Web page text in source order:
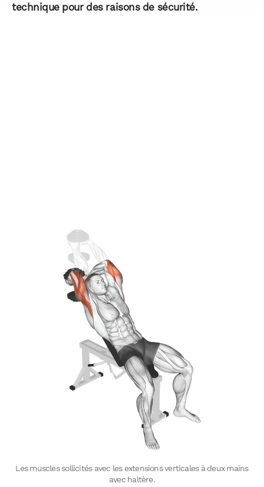
technique pour des raisons de sécurité.
Les muscles sollicités avec les extensions verticales à deux mains
avec haltère.